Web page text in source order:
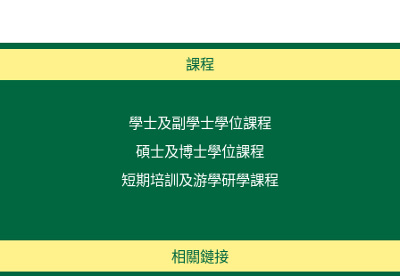
課程
學士及副學士學位課程
碩士及博士學位課程
短期培訓及游學研學課程
相關鏈接